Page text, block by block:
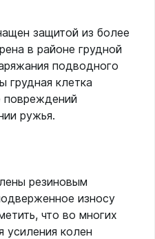
защитой из более
в районе грудной
подводного
грудная клетка
повреждений
ружья.
резиновым
износу
что во многих
усиления колен